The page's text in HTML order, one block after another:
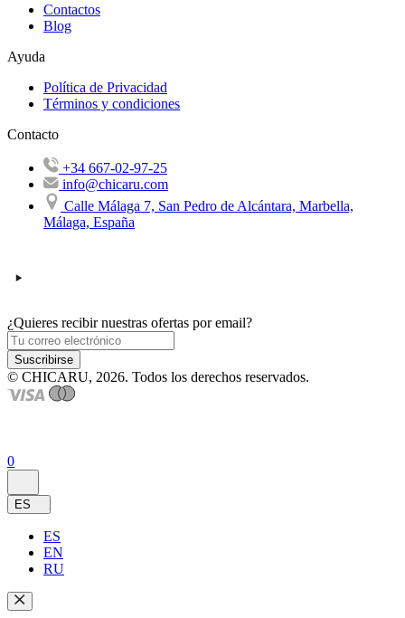
Contactos
Blog
Ayuda
Política de Privacidad
Términos y condiciones
Contacto
+34 667-02-97-25
info@chicaru.com
Calle Málaga 7, San Pedro de Alcántara, Marbella,
Málaga, España
¿Quieres recibir nuestras ofertas por email?
Suscribirse
© CHICARU, 2026. Todos los derechos reservados.
0
ES
ES
EN
RU